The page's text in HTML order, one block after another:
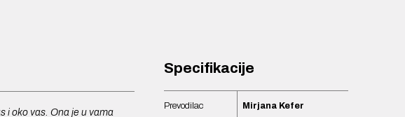
i oko vas. Ona je u vama
Specifikacije
Prevodilac Mirjana Kefer